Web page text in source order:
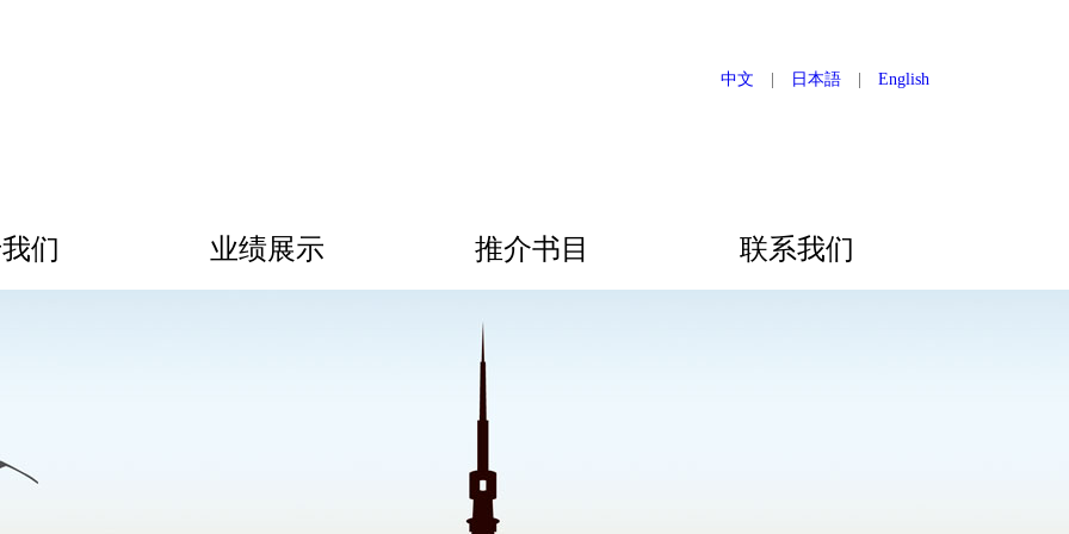
中文 日本語 English
们 业绩展示 推介书目 联系我们